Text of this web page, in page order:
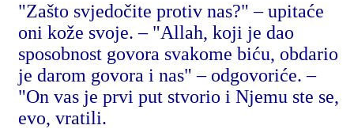
"Zašto svjedočite protiv nas?" – upitaće
oni kože svoje. – "Allah, koji je dao
sposobnost govora svakome biću, obdario
je darom govora i nas" – odgovoriće. –
"On vas je prvi put stvorio i Njemu ste se,
evo, vratili.